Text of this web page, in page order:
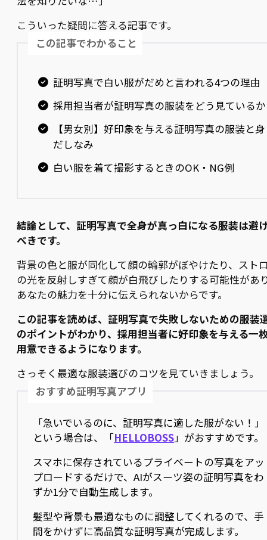
こういった疑問に答える記事です。
この記事でわかること
証明写真で白い服がだめと言われる4つの理由
採用担当者が証明写真の服装をどう見ているか
【男女別】好印象を与える証明写真の服装と身
だしなみ
白い服を着て撮影するときのOK・NG例
結論として、証明写真で全身が真っ白になる服装は避
べきです。
背景の色と服が同化して顔の輪郭がぼやけたり、スト
の光を反射しすぎて顔が白飛びしたりする可能性があ
あなたの魅力を十分に伝えられないからです。
この記事を読めば、証明写真で失敗しないための服装
のポイントがわかり、採用担当者に好印象を与える一
用意できるようになります。
さっそく最適な服装選びのコツを見ていきましょう。
おすすめ証明写真アプリ
「急いでいるのに、証明写真に適した服がない！」
という場合は、「HELLOBOSS」がおすすめです。
スマホに保存されているプライベートの写真をアッ
プロードするだけで、AIがスーツ姿の証明写真をわ
ずか1分で自動生成します。
髪型や背景も最適なものに調整してくれるので、手
間をかけずに高品質な証明写真が完成します。